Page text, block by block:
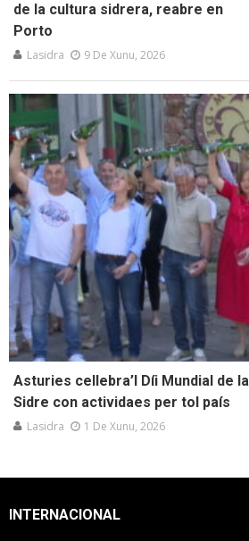
de la cultura sidrera, reabre en
Porto
Lasidra 9 De Xunu, 2026
Asturies cellebra’l Díi Mundial de la
Sidre con actividaes per tol país
Lasidra 1 De Xunu, 2026
INTERNACIONAL